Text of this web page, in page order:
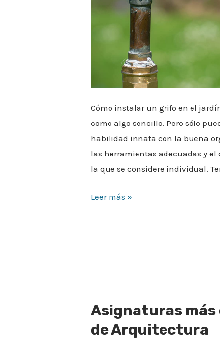
Cómo instalar un grifo en el
como algo sencillo. Pero sólo
habilidad innata con la buena
las herramientas adecuadas y
la que se considere individual.
Leer más »
Asignaturas
de Arquitectura
Asignaturas
más